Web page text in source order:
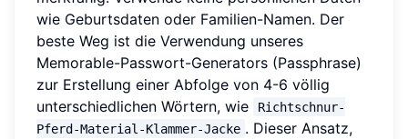
wie Geburtsdaten oder Familien-Namen. Der
beste Weg ist die Verwendung unseres
Memorable-Passwort-Generators (Passphrase)
zur Erstellung einer Abfolge von 4-6 völlig
unterschiedlichen Wörtern, wie
Richtschnur-
Pferd-Material-Klammer-Jacke . Dieser Ansatz,